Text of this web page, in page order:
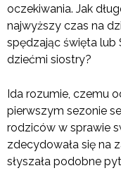
oczekiwania. Jak
najwyższy czas na
spędzając święta lub
dziećmi siostry?
Ida rozumie, czemu
pierwszym sezonie
rodziców w sprawie
zdecydowała się na
słyszała podobne